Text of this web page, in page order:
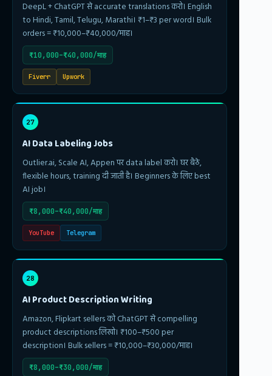
DeepL + ChatGPT से accurate translations करो। English
to Hindi, Tamil, Telugu, Marathi। ₹1–₹3 per word। Bulk
orders = ₹10,000–₹40,000/माह।
₹10,000–₹40,000/माह
Fiverr Upwork
27
AI Data Labeling Jobs
Outlier.ai, Scale AI, Appen पर data label करो। घर बैठे,
flexible hours, training दी जाती है। Beginners के लिए best
AI job।
₹8,000–₹40,000/माह
YouTube Telegram
28
AI Product Description Writing
Amazon, Flipkart sellers को ChatGPT से compelling
product descriptions लिखो। ₹100–₹500 per
description। Bulk sellers = ₹10,000–₹30,000/माह।
₹8,000–₹30,000/माह